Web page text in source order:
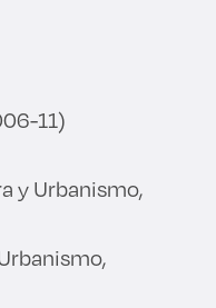
11)
y Urbanismo,